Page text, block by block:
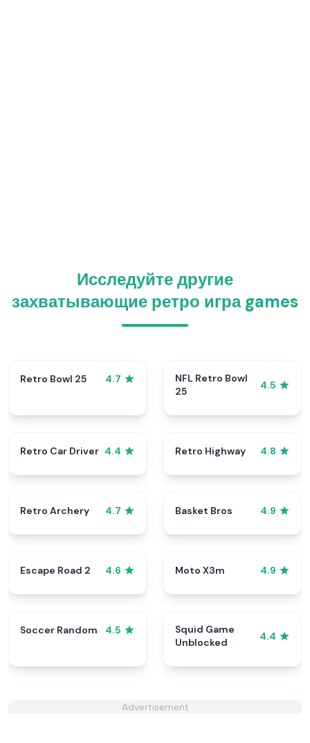
Исследуйте другие
захватывающие ретро игра games
Retro Bowl 25 4.7
NFL Retro Bowl
25
4.5
Retro Car Driver 4.4 Retro Highway 4.8
Retro Archery 4.7 Basket Bros 4.9
Escape Road 2 4.6 Moto X3m 4.9
Soccer Random 4.5
Squid Game
Unblocked
4.4
Advertisement